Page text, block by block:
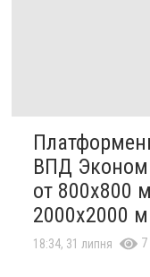
ВПД
от 800х800
2000х2000
18:34, 31 липня 7